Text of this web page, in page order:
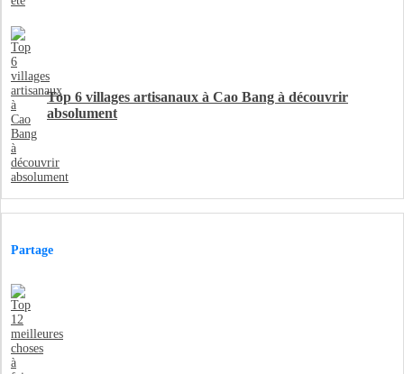
Top 6 villages artisanaux à Cao Bang à découvrir
absolument
Partage